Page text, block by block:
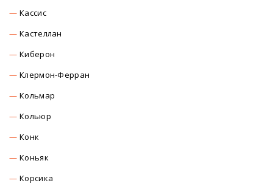
Касcиc
Кастеллан
Киберон
Клермон-Ферран
Кольмар
Кольюр
Конк
Коньяк
Корсика